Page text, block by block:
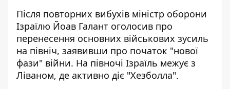
Після повторних вибухів міністр оборони
Ізраїлю Йоав Галант оголосив про
перенесення основних військових зусиль
на північ, заявивши про початок "нової
фази" війни. На півночі Ізраїль межує з
Ліваном, де активно діє "Хезболла".